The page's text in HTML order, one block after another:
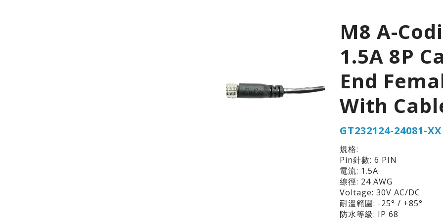
M8 A-
1.5A 8P
End
With
GT232124-24081-XX
規格:
Pin針數: 6 PIN
電流: 1.5A
線徑: 24 AWG
Voltage: 30V AC/DC
耐溫範圍: -25° / +85°
防水等級: IP 68